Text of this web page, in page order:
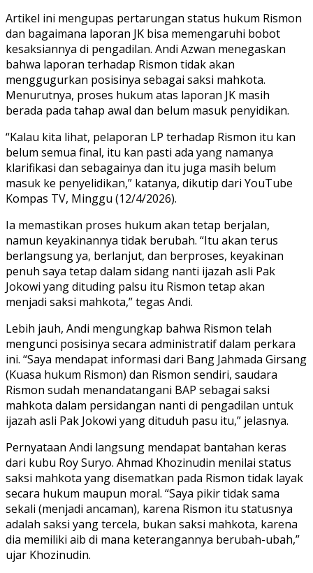
Artikel ini mengupas pertarungan status hukum Rismon
dan bagaimana laporan JK bisa memengaruhi bobot
kesaksiannya di pengadilan. Andi Azwan menegaskan
bahwa laporan terhadap Rismon tidak akan
menggugurkan posisinya sebagai saksi mahkota.
Menurutnya, proses hukum atas laporan JK masih
berada pada tahap awal dan belum masuk penyidikan.
“Kalau kita lihat, pelaporan LP terhadap Rismon itu kan
belum semua final, itu kan pasti ada yang namanya
klarifikasi dan sebagainya dan itu juga masih belum
masuk ke penyelidikan,” katanya, dikutip dari YouTube
Kompas TV, Minggu (12/4/2026).
Ia memastikan proses hukum akan tetap berjalan,
namun keyakinannya tidak berubah. “Itu akan terus
berlangsung ya, berlanjut, dan berproses, keyakinan
penuh saya tetap dalam sidang nanti ijazah asli Pak
Jokowi yang dituding palsu itu Rismon tetap akan
menjadi saksi mahkota,” tegas Andi.
Lebih jauh, Andi mengungkap bahwa Rismon telah
mengunci posisinya secara administratif dalam perkara
ini. “Saya mendapat informasi dari Bang Jahmada Girsang
(Kuasa hukum Rismon) dan Rismon sendiri, saudara
Rismon sudah menandatangani BAP sebagai saksi
mahkota dalam persidangan nanti di pengadilan untuk
ijazah asli Pak Jokowi yang dituduh pasu itu,” jelasnya.
Pernyataan Andi langsung mendapat bantahan keras
dari kubu Roy Suryo. Ahmad Khozinudin menilai status
saksi mahkota yang disematkan pada Rismon tidak layak
secara hukum maupun moral. “Saya pikir tidak sama
sekali (menjadi ancaman), karena Rismon itu statusnya
adalah saksi yang tercela, bukan saksi mahkota, karena
dia memiliki aib di mana keterangannya berubah-ubah,”
ujar Khozinudin.